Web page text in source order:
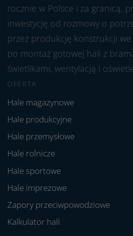
rocznie w Polsce i za granicą,
inwestycję od rozmowy o
przez produkcję konstrukcji we
po montaż gotowej hali z
świetlikami, wentylacją i
OFERTA
Hale magazynowe
Hale produkcyjne
Hale przemysłowe
Hale rolnicze
Hale sportowe
Hale imprezowe
Zapory przeciwpowodziowe
Kalkulator hali